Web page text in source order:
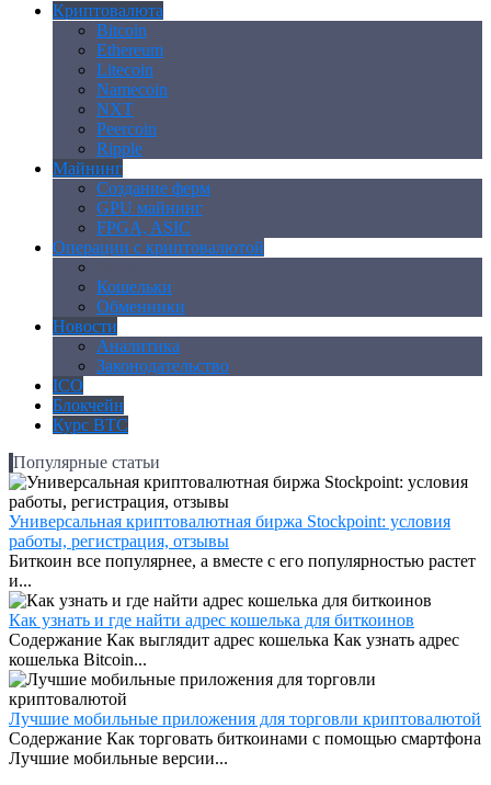
Криптовалюта
Bitcoin
Ethereum
Litecoin
Namecoin
NXT
Peercoin
Ripple
Майнинг
Создание ферм
GPU майнинг
FPGA, ASIC
Операции с криптовалютой
Кошельки
Обменники
Новости
Аналитика
Законодательство
ICO
Блокчейн
Курс BTC
Популярные статьи
Универсальная криптовалютная биржа Stockpoint: условия
работы, регистрация, отзывы
Биткоин все популярнее, а вместе с его популярностью растет
и...
Как узнать и где найти адрес кошелька для биткоинов
Содержание Как выглядит адрес кошелька Как узнать адрес
кошелька Bitcoin...
Лучшие мобильные приложения для торговли криптовалютой
Содержание Как торговать биткоинами с помощью смартфона
Лучшие мобильные версии...